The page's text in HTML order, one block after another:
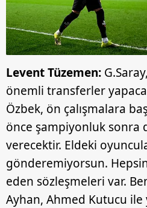
Levent Tüzemen:
önemli transferler
Özbek, ön çalışmalara
önce şampiyonluk sonra
verecektir. Eldeki
gönderemiyorsun.
eden sözleşmeleri var.
Ayhan, Ahmed Kutucu ile